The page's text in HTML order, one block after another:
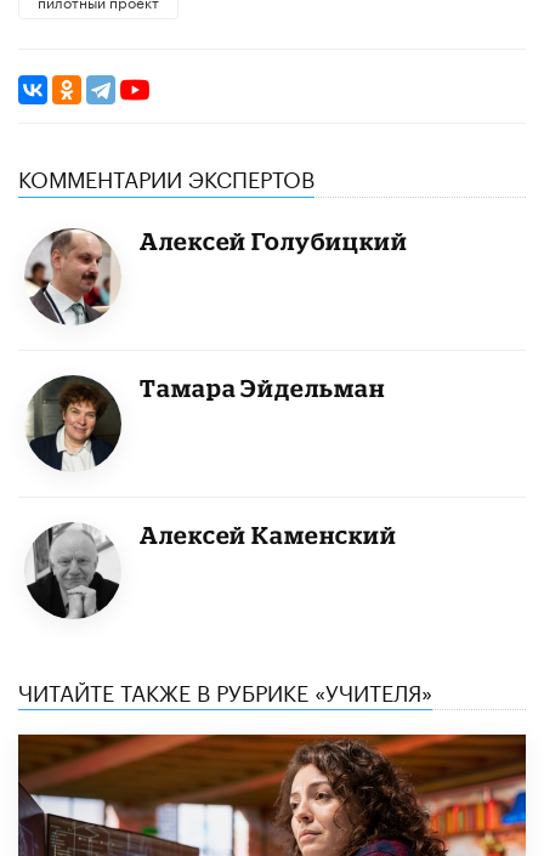
КОММЕНТАРИИ ЭКСПЕРТОВ
Алексей Голубицкий
Тамара Эйдельман
Алексей Каменский
ЧИТАЙТЕ ТАКЖЕ В РУБРИКЕ «УЧИТЕЛЯ»